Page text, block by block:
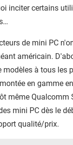
inciter certains
de mini PC
américain.
modèles à tous les
en gamme
même Qualcomm
mini PC dès le
qualité/prix.